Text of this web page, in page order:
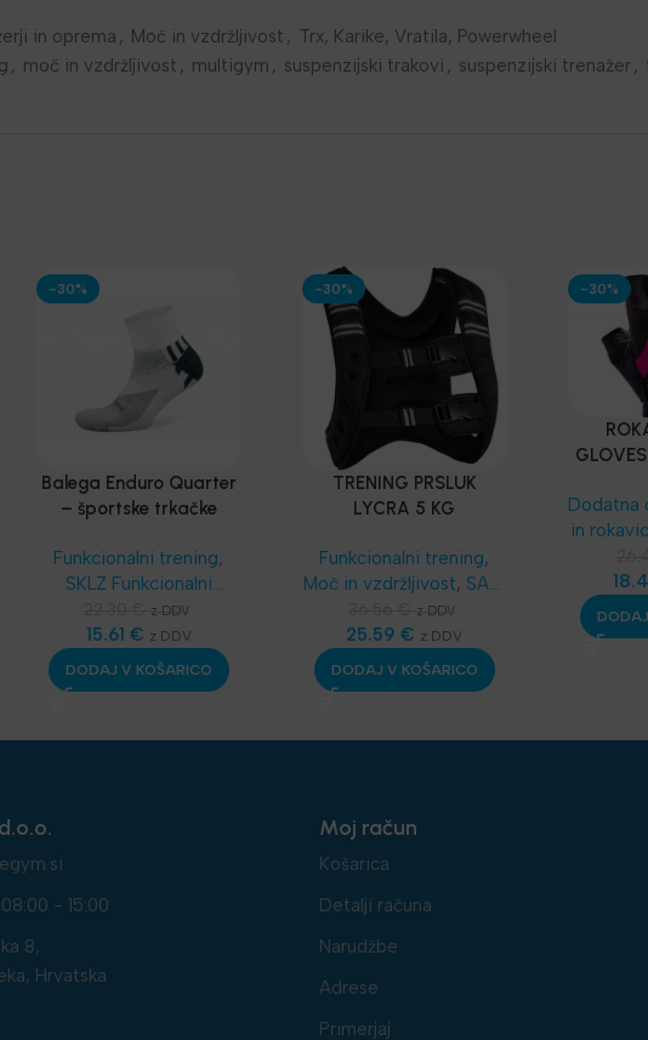
in oprema , Moč in vzdržljivost , Trx, Karike, Vratila, Powerwheel
, moč in vzdržljivost , multigym , suspenzijski trakovi , suspenzijski trenažer,
-30%
Balega Enduro Quarter
– športske trkačke
Funkcionalni trening,
SKLZ Funkcionalni
Dodatna
oprema ,Športske
bandaže - terapevtske
trakice
Najnovejša
z DDV
15.61 € z DDV
DODAJ V KOŠARICO
-30%
TRENING PRSLUK
LYCRA 5 KG
Funkcionalni trening,
Moč in vzdržljivost, SAQ
Dodatna
oprema, Najnovejša
oprema
z DDV
25.59€ z DDV
DODAJ V KOŠARICO
-30%
Dodatna
in
- 15:00
8,
Hrvatska
Moj račun
Košarica
Detalji računa
Narudžbe
Adrese
Primerjaj